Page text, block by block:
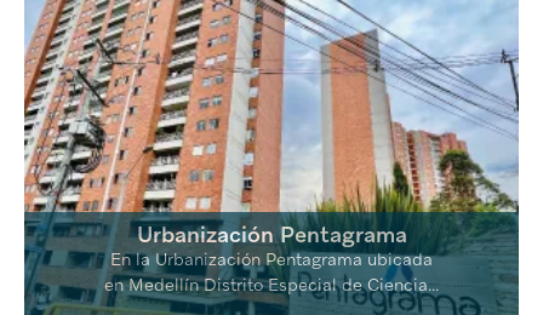
Urbanización Pentagrama
En la Urbanización Pentagrama ubicada
en Medellín Distrito Especial de Ciencia...